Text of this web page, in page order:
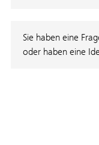
Sie haben eine
oder haben eine